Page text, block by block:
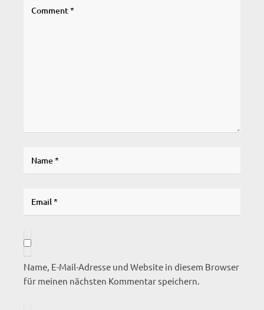
Name, E-Mail-Adresse und Website in diesem Browser
für meinen nächsten Kommentar speichern.